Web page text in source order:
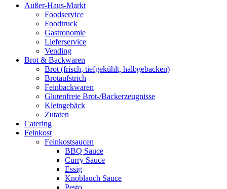
Außer-Haus-Markt
Foodservice
Foodtruck
Gastronomie
Lieferservice
Vending
Brot & Backwaren
Brot (frisch, tiefgekühlt, halbgebacken)
Brotaufstrich
Feinbackwaren
Glutenfreie Brot-/Backerzeugnisse
Kleingebäck
Zutaten
Catering
Feinkost
Feinkostsaucen
BBQ Sauce
Curry Sauce
Essig
Knoblauch Sauce
Pesto